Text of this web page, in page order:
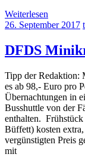
Weiterlesen
26. September 2017
DFDS
Tipp der Redaktion:
es ab 98,- Euro pro
Übernachtungen in
Busshuttle von der
enthalten. Frühstück
Büffett) kosten
vergünstigten Preis
mit